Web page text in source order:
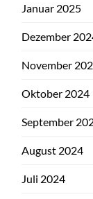
Januar 2025
Dezember
November
Oktober 2024
September
August 2024
Juli 2024